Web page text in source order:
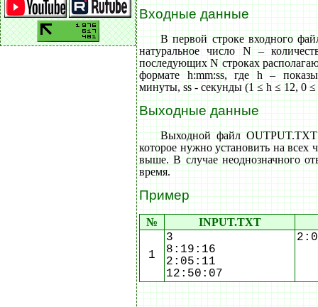
Входные данные
В первой строке входного
натуральное число N –
последующих N строках
формате h:mm:ss, где h –
минуты, ss - секунды (1 ≤ h ≤ 12, 0
Выходные данные
Выходной файл OUTPUT.TXT
которое нужно установить на всех
выше. В случае неоднозначного
время.
Пример
№ INPUT.TXT
1
3
8:19:16
2:05:11
12:50:07